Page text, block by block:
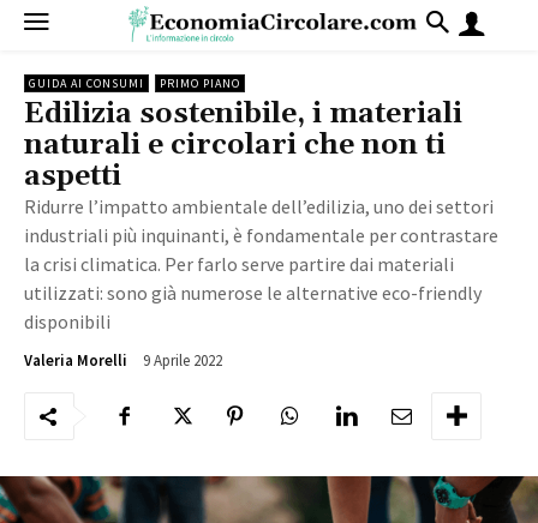
GUIDA AI CONSUMI PRIMO PIANO
Edilizia sostenibile, i materiali
naturali e circolari che non ti
aspetti
Ridurre l’impatto ambientale dell’edilizia, uno dei settori
industriali più inquinanti, è fondamentale per contrastare
la crisi climatica. Per farlo serve partire dai materiali
utilizzati: sono già numerose le alternative eco-friendly
disponibili
Valeria Morelli 9 Aprile 2022